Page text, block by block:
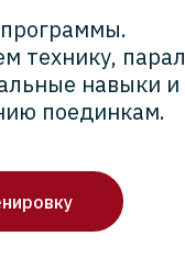
технику,
навыки и
поединкам.